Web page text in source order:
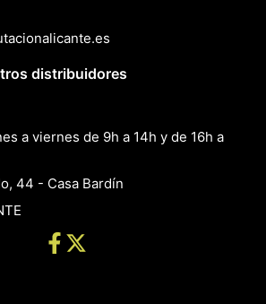
distribuidores
a viernes de 9h a 14h y de 16h a
44 - Casa Bardín